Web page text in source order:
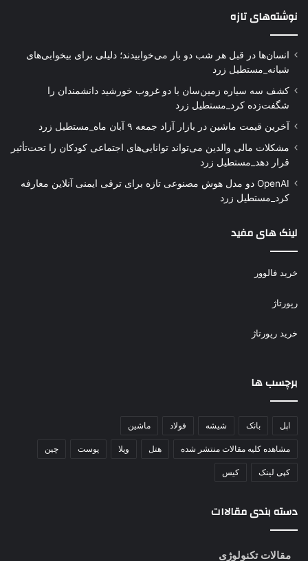
نوشته‌های تازه
انسان‌ها در قبل هر شب دو بار می‌خوابیدند؛ دلیلی برای بیخوابی‌های
شبانه_مستطیل زرد
کشف سه سیاره زمین‌سان با دو غروب خورشید دانشمندان را
شگفت‌زده کرد_مستطیل زرد
آخرین قیمت ماشین در بازار آزاد جمعه ۹ آبان ماه_مستطیل زرد
مشکلات مالی والدین می‌تواند توانایی‌های اجتماعی کودکان را تحت‌تأثیر
قرار دهد_مستطیل زرد
OpenAI دو مدل هوش مصنوعی تازه برای ترقی ایمنی آنلاین معارفه
کرد_مستطیل زرد
لینک های مفید
خرید فالوور
رپورتاژ
خرید رپورتاژ
برچسب ها
اپل بانک شیشه فولاد ماشین
مشاهده کلیه مقالات منتشر شده هتل ویلا پوست چین
کپی لینک کیس
دسته بندی مقالاات
مقالات تکنولوژی